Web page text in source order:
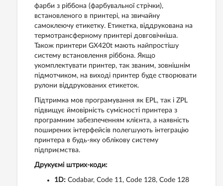
фарби з ріббона (фарбувальної стрічки),
встановленого в принтері, на звичайну
самоклеючу етикетку. Етикетка, віддрукована на
термотрансферному принтері довговічніша.
Також принтери GX420t мають найпростішу
систему встановлення ріббона. Якщо
укомплектувати принтер, так званим, зовнішнім
підмотчиком, на виході принтер буде створювати
рулони віддрукованих етикеток.
Підтримка мов програмування як EPL, так і ZPL
підвищує ймовірність сумісності принтера з
програмним забезпеченням клієнта, а наявність
поширених інтерфейсів полегшують інтеграцію
принтера в будь-яку облікову систему
підприємства.
Друкуємі штрих-коди:
1D: Codabar, Code 11, Code 128, Code 128